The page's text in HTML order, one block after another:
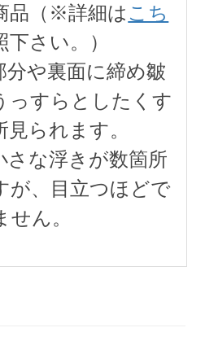
品（※詳細は こち
下さい。）
分や裏面に締め皺
っすらとしたくす
られます。
さな浮きが数箇所
が、目立つほどで
ん。